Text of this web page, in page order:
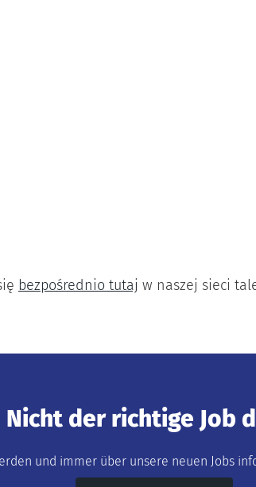
bezpośrednio tutaj w naszej sieci
Nicht der richtige Job
und immer über unsere neuen Jobs